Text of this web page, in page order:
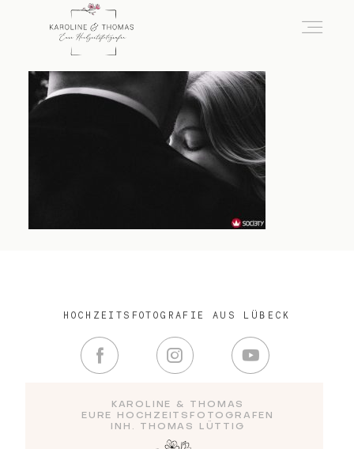
KAROLINE & THOMAS
EURE HOCHZEITSFOTOGRAFEN
INH. THOMAS LÜTTIG
HOCHZEITSFOTOGRAFIE AUS LÜBECK
home
Hochzeit
das besondere Portrait
Kontakt
Blog